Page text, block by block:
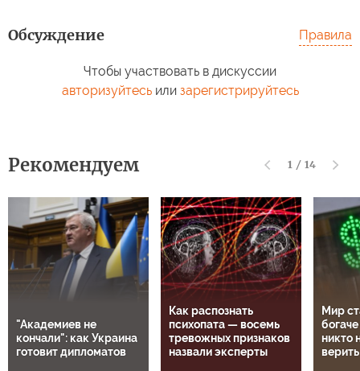
Обсуждение Правила
Чтобы участвовать в дискуссии
авторизуйтесьили зарегистрируйтесь
Рекомендуем 1 / 14
"Академиев не
кончали": как Украина
готовит дипломатов
Как распознать
психопата — восемь
тревожных признаков
назвали эксперты
Мир
никто
верить